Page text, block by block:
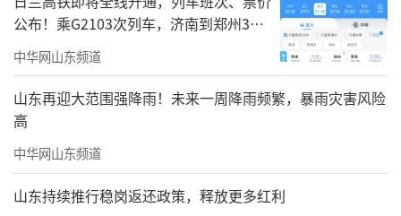
赶紧加入海洋伙伴们的聚会吧
公布！乘G2103次列车，济南到郑州3小
时到达
中华网山东频道
山东再迎大范围强降雨！未来一周降雨频繁，暴雨灾害风险
高
中华网山东频道
山东持续推行稳岗返还政策，释放更多红利